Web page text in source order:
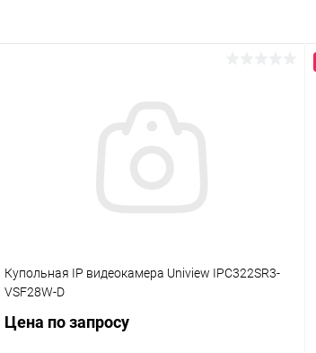
Купольная IP видеокамера Uniview IPC322SR3-
VSF28W-D
Цена по запросу